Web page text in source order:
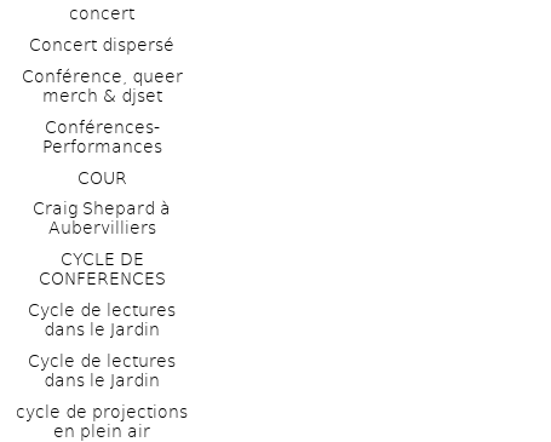
concert
Concert dispersé
Conférence, queer
merch & djset
Conférences-
Performances
COUR
Craig Shepard à
Aubervilliers
CYCLE DE
CONFERENCES
Cycle de lectures
dans le Jardin
Cycle de lectures
dans le Jardin
cycle de projections
en plein air